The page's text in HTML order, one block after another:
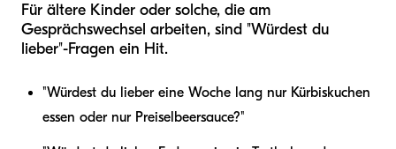
Für ältere Kinder oder solche, die am
Gesprächswechsel arbeiten, sind "Würdest du
lieber"-Fragen ein Hit.
"Würdest du lieber eine Woche lang nur Kürbiskuchen
essen oder nur Preiselbeersauce?"